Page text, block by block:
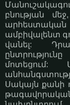
բնության
ամբիվալենտ
վանել:
Սակայն քանի